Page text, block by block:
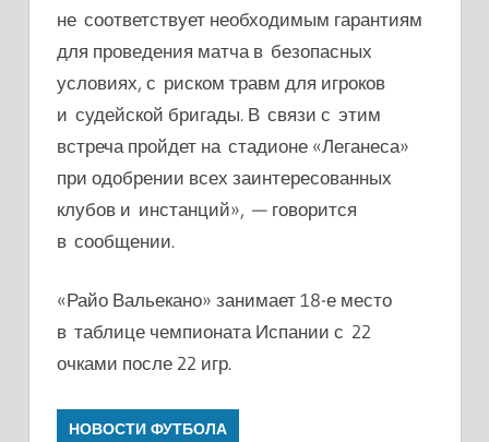
не соответствует необходимым гарантиям
для проведения матча в безопасных
условиях, с риском травм для игроков
и судейской бригады. В связи с этим
встреча пройдет на стадионе «Леганеса»
при одобрении всех заинтересованных
клубов и инстанций», — говорится
в сообщении.
«Райо Вальекано» занимает 18-е место
в таблице чемпионата Испании с 22
очками после 22 игр.
НОВОСТИ ФУТБОЛА